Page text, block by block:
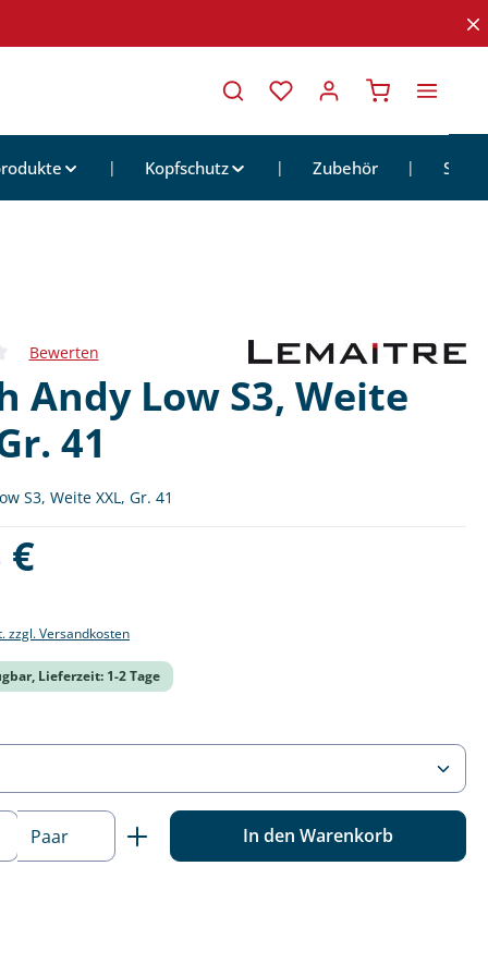
Warenkorb
Kopfschutz Zubehör
Bewerten
Andy Low S3, Weite
41
S3, Weite XXL, Gr. 41
€
zzgl. Versandkosten
Lieferzeit: 1-2 Tage
Gib den gewünschten Wert
Paar In den Warenkorb